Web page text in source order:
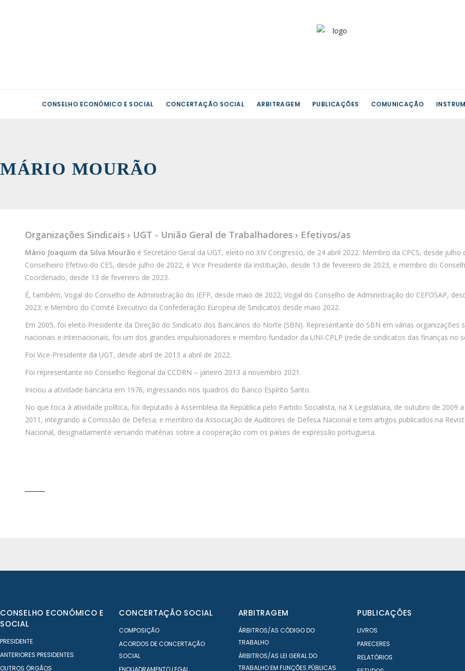
CONSELHO ECONÓMICO E SOCIAL CONCERTAÇÃO SOCIAL ARBITRAGEM PUBLICAÇÕES COMUNICAÇÃO
MÁRIO MOURÃO
Organizações Sindicais › UGT - União Geral de Trabalhadores › Efetivos/as
Mário Joaquim da Silva Mourão é Secretário Geral da UGT, eleito no XIV Congresso, de 24 abril 2022. Membro da CPCS, desde julho
Conselheiro Efetivo do CES, desde julho de 2022, é Vice Presidente da instituição, desde 13 de fevereiro de 2023, e membro do
Coordenado, desde 13 de fevereiro de 2023.
É, também, Vogal do Conselho de Administração do IEFP, desde maio de 2022; Vogal do Conselho de Administração do CEFOSAP,
2023; e Membro do Comité Executivo da Confederação Europeia de Sindicatos desde maio 2022.
Em 2005, foi eleito Presidente da Direção do Sindicato dos Bancários do Norte (SBN). Representante do SBN em várias organizações
nacionais e internacionais, foi um dos grandes impulsionadores e membro fundador da UNI-CPLP (rede de sindicatos das finanças no
Foi Vice-Presidente da UGT, desde abril de 2013 a abril de 2022.
Foi representante no Conselho Regional da CCDRN – janeiro 2013 a novembro 2021.
Iniciou a atividade bancária em 1976, ingressando nos quadros do Banco Espírito Santo.
No que toca à atividade política, foi deputado à Assembleia da República pelo Partido Socialista, na X Legislatura, de outubro de 2009
2011, integrando a Comissão de Defesa; e membro da Associação de Auditores de Defesa Nacional e tem artigos publicados na
Nacional, designadamente versando matérias sobre a cooperação com os países de expressão portuguesa.
CONSELHO ECONÓMICO E
SOCIAL
PRESIDENTE
ANTERIORES PRESIDENTES
OUTROS ÓRGÃOS
CONCERTAÇÃO SOCIAL
COMPOSIÇÃO
ACORDOS DE CONCERTAÇÃO
SOCIAL
ENQUADRAMENTO LEGAL
ARBITRAGEM
ÁRBITROS/AS CÓDIGO DO
TRABALHO
ÁRBITROS/AS LEI GERAL DO
TRABALHO EM FUNÇÕES PÚBLICAS
PUBLICAÇÕES
LIVROS
PARECERES
RELATÓRIOS